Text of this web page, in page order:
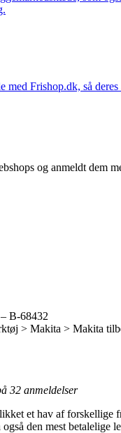
Frishop.dk, så
og anmeldt dem
B-68432
> Makita > Makita
32 anmeldelser
et hav af forskellige
den mest